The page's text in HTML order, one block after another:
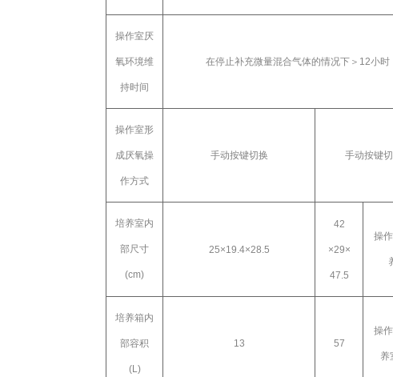
操作室厌
氧环境维
持时间
在停止补充微量混合气体的情况下＞ 12小时
操作室形
成厌氧操
作方式
手动按键切换 手动按键
培养室内
部尺寸
(cm)
25×19.4×28.5
42
×29×
47.5
操
培养箱内
部容积
(L)
13 57
操
养